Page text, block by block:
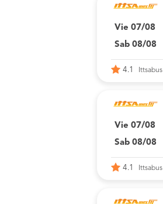
Vie 07/08
Sab 08/08
4.1 Ittsabus
Vie 07/08
Sab 08/08
4.1 Ittsabus